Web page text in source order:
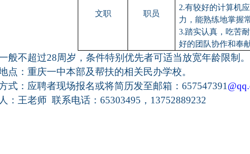
文职 职员
2.有较好的计算机
力，能熟练地掌握
3.踏实认真，吃苦
好的团队协作和奉
般不超过28周岁，条件特别优先者可适当放宽年龄限制。
点：重庆一中本部及帮扶的相关民办学校。
式：应聘者现场报名或将简历发至邮箱： 657547391
：王老师 联系电话： 65303495， 13752889232